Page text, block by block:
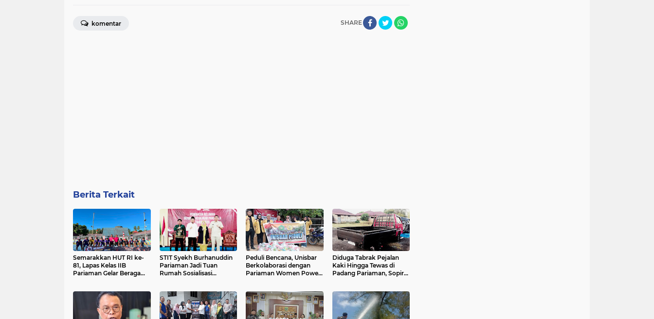
SHARE
komentar
Berita Terkait
Semarakkan HUT RI ke-
81, Lapas Kelas IIB
Pariaman Gelar Beragam
STIT Syekh Burhanuddin
Pariaman Jadi Tuan
Rumah Sosialisasi
dan DPR RI
Peduli Bencana, Unisbar
Berkolaborasi dengan
Pariaman Women Power
Diduga Tabrak Pejalan
Kaki Hingga Tewas di
Padang Pariaman, Sopir